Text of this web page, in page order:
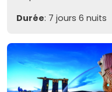
Durée: 7 jours 6 nuits